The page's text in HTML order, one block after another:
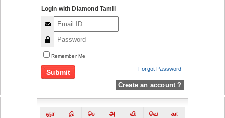
Login with Diamond Tamil
Remember Me
Forgot Password
Create an account ?
ஞா தி் செ அ வி வெ
கா